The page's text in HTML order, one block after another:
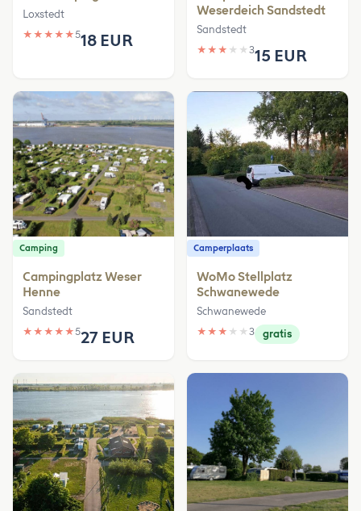
Loxstedt
★ ★ ★ ★ ★518 EUR
Weserdeich Sandstedt
Sandstedt
★ ★ ★ ★ ★ 315 EUR
Camping
Campingplatz Weser
Henne
Sandstedt
★ ★ ★ ★ ★527 EUR
Camperplaats
WoMo Stellplatz
Schwanewede
Schwanewede
★ ★ ★ ★ ★ 3 gratis